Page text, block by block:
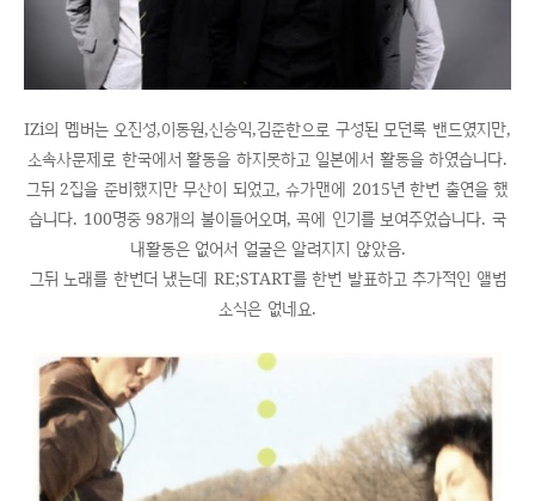
IZi의 멤버는 오진성,이동원,신승익,김준한으로 구성된 모던록 밴드였지만,
소속사문제로 한국에서 활동을 하지못하고 일본에서 활동을 하였습니다.
그뒤 2집을 준비했지만 무산이 되었고, 슈가맨에 2015년 한번 출연을 했
습니다. 100명중 98개의 불이들어오며, 곡에 인기를 보여주었습니다. 국
내활동은 없어서 얼굴은 알려지지 않았음.
그뒤 노래를 한번더 냈는데 RE;START를 한번 발표하고 추가적인 앨범
소식은 없네요.